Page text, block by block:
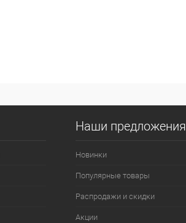
Наши предложения
Новинки
Популярные товары
Распродажи и скидки
Акции